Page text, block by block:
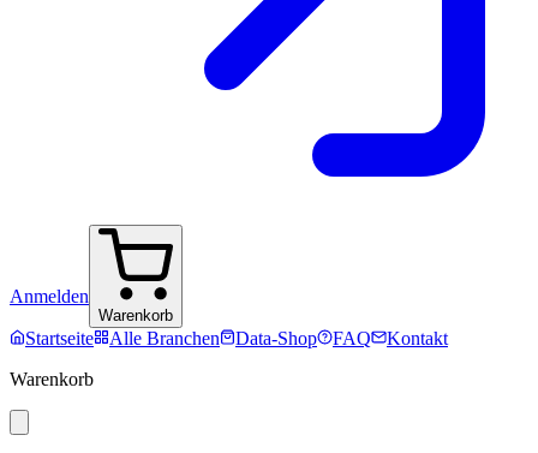
Anmelden
Warenkorb
Startseite Alle Branchen Data-Shop FAQ
Kontakt
Warenkorb